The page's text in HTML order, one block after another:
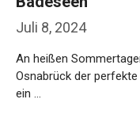
Juli 8, 2024
An heißen
Osnabrück der
ein …